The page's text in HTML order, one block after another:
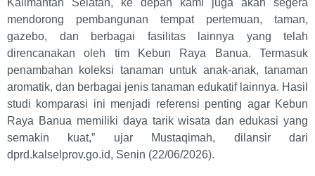
Kalimantan Selatan, ke depan kami juga akan segera
mendorong pembangunan tempat pertemuan, taman,
gazebo, dan berbagai fasilitas lainnya yang telah
direncanakan oleh tim Kebun Raya Banua. Termasuk
penambahan koleksi tanaman untuk anak-anak, tanaman
aromatik, dan berbagai jenis tanaman edukatif lainnya. Hasil
studi komparasi ini menjadi referensi penting agar Kebun
Raya Banua memiliki daya tarik wisata dan edukasi yang
semakin kuat,” ujar Mustaqimah, dilansir dari
dprd.kalselprov.go.id, Senin (22/06/2026).